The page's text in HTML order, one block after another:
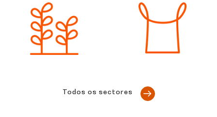
Todos os sectores